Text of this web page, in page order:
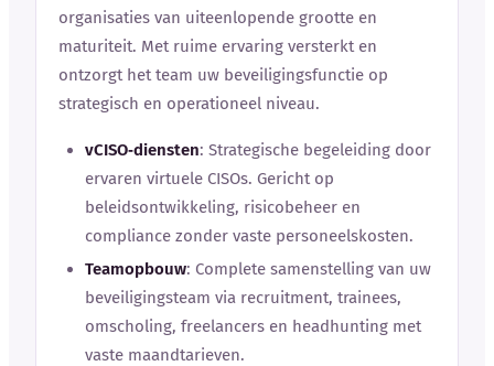
organisaties van uiteenlopende grootte en
maturiteit. Met ruime ervaring versterkt en
ontzorgt het team uw beveiligingsfunctie op
strategisch en operationeel niveau.
vCISO‑diensten: Strategische begeleiding door
ervaren virtuele CISOs. Gericht op
beleidsontwikkeling, risicobeheer en
compliance zonder vaste personeelskosten.
Teamopbouw: Complete samenstelling van uw
beveiligingsteam via recruitment, trainees,
omscholing, freelancers en headhunting met
vaste maandtarieven.